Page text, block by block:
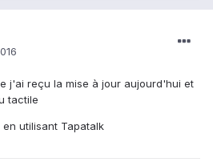
j'ai reçu la mise à jour aujourd'hui et
tactile
en utilisant Tapatalk